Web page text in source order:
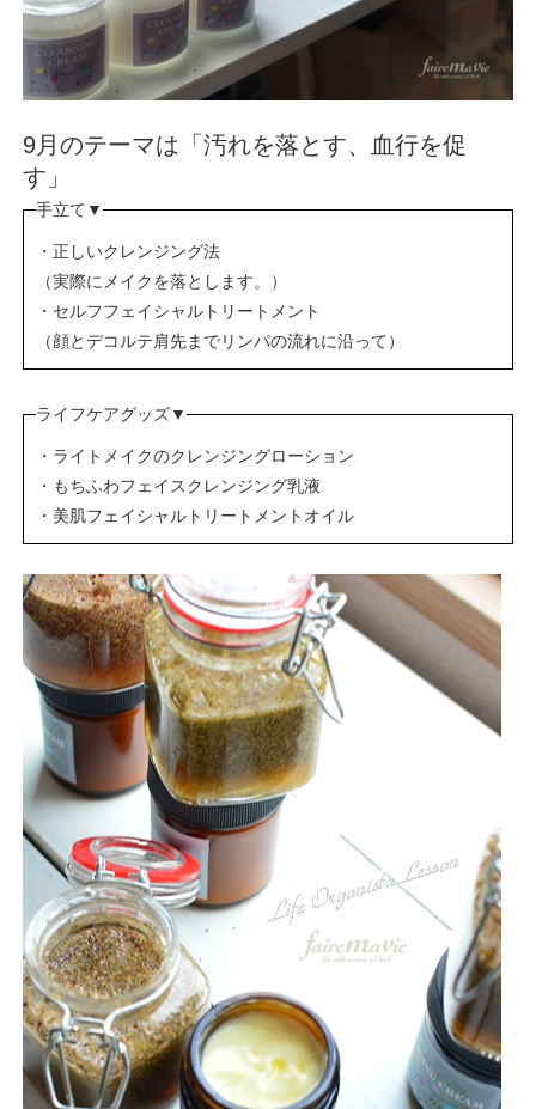
9月のテーマは「汚れを落とす、血行を促
す」
手立て▼
・正しいクレンジング法
（実際にメイクを落とします。）
・セルフフェイシャルトリートメント
（顔とデコルテ肩先までリンパの流れに沿って）
ライフケアグッズ▼
・ライトメイクのクレンジングローション
・もちふわフェイスクレンジング乳液
・美肌フェイシャルトリートメントオイル